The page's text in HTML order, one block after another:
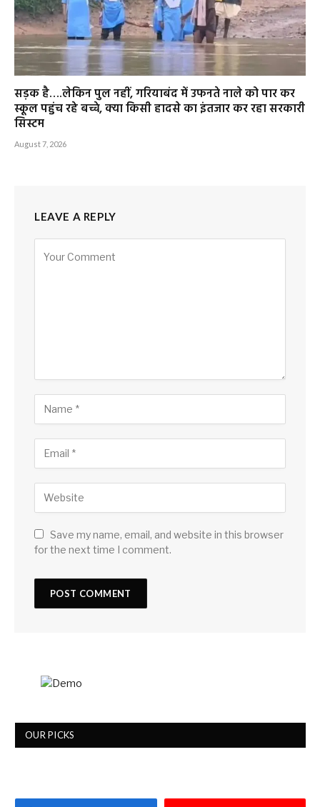
सड़क है….लेकिन पुल नहीं, गरियाबंद में उफनते नाले को पार कर
स्कूल पहुंच रहे बच्चे, क्या किसी हादसे का इंतजार कर रहा सरकारी
सिस्टम
August 7, 2026
LEAVE A REPLY
Save my name, email, and website in this browser
for the next time I comment.
OUR PICKS